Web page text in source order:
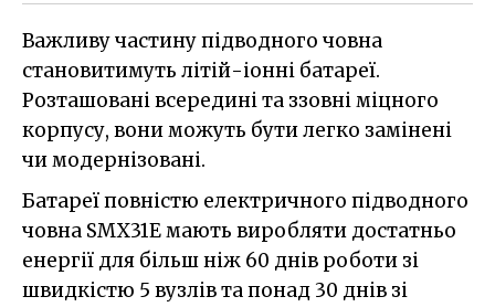
Важливу частину підводного човна
становитимуть літій-іонні батареї.
Розташовані всередині та ззовні міцного
корпусу, вони можуть бути легко замінені
чи модернізовані.
Батареї повністю електричного підводного
човна SMX31E мають виробляти достатньо
енергії для більш ніж 60 днів роботи зі
швидкістю 5 вузлів та понад 30 днів зі